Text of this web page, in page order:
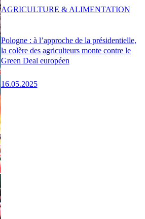
Pologne : à l’approche de la présidentielle,
la colère des agriculteurs monte contre le
Green Deal européen
16.05.2025
AGRICULTURE & ALIMENTATION